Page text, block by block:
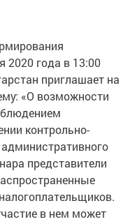
2020 года в 13:00
приглашает на
«О возможности
контрольно-
представители
в нем может